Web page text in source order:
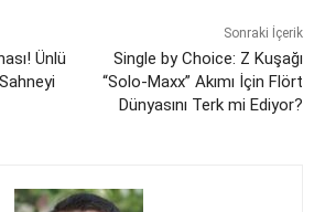
Ünlü
Sonraki İçerik
Single by Choice: Z Kuşağı
“Solo-Maxx” Akımı İçin Flört
Dünyasını Terk mi Ediyor?